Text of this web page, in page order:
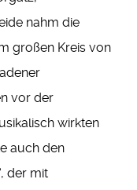
nahm die
großen Kreis von
vor der
wirkten
auch den
der mit